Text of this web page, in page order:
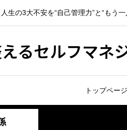
生の3大不安を“自己管理力”と“もう
るセルフマネ
トップページ